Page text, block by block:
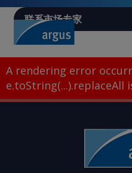
联系市场专家
A rendering error
e.toString(...).replaceAll